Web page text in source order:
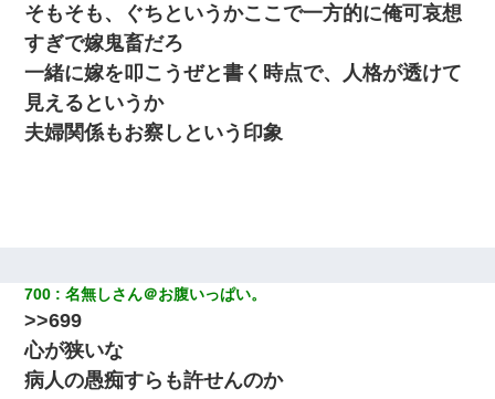
そもそも、ぐちというかここで一方的に俺可哀想
すぎで嫁鬼畜だろ
一緒に嫁を叩こうぜと書く時点で、人格が透けて
見えるというか
夫婦関係もお察しという印象
700 名無しさん＠お腹いっぱい。
>>699
心が狭いな
病人の愚痴すらも許せんのか